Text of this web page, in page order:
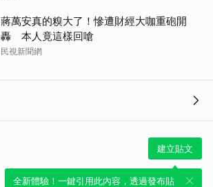
蔣萬安真的糗大了！慘遭財經大咖重砲開
轟 本人竟這樣回嗆
民視新聞網
建立貼文
全新體驗！一鍵引用此內容，透過發布貼